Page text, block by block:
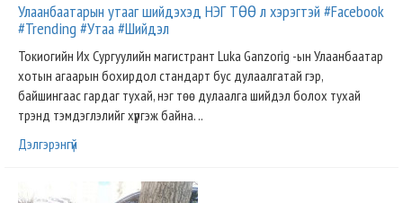
Улаанбаатарын утааг шийдэхэд НЭГ ТӨӨ л хэрэгтэй #Facebook
#Trending #Утаа #Шийдэл
Токиогийн Их Сургуулийн магистрант Luka Ganzorig -ын Улаанбаатар
хотын агаарын бохирдол стандарт бус дулаалгатай гэр,
байшингаас гардаг тухай, нэг төө дулаалга шийдэл болох тухай
трэнд тэмдэглэлийг хүргэж байна. ..
Дэлгэрэнгүй